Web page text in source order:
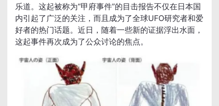
乐道。这起被称为“甲府事件”的目击报告不仅在日本国
内引起了广泛的关注，而且成为了全球UFO研究者和爱
好者的热门话题。近日，随着一些新的证据浮出水面，
这起事件再次成为了公众讨论的焦点。